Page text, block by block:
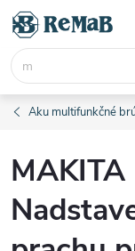
Prejsť
obsah
Aku multifunkčné